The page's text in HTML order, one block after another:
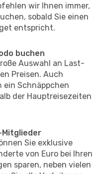
wir Ihnen immer,
sobald Sie einen
entspricht.
buchen
Auswahl an Last-
Preisen. Auch
Schnäppchen
der Hauptreisezeiten
Sie exklusive
von Euro bei Ihren
sparen, neben vielen